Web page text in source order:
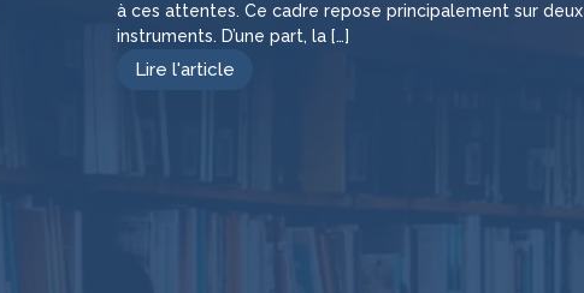
à ces attentes. Ce cadre repose principalement sur deux
instruments. D’une part, la […]
Lire l'article